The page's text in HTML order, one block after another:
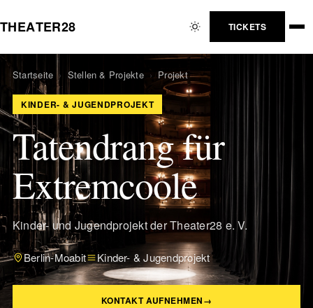
THEATER28 TICKETS
Startseite › Stellen & Projekte › Projekt
KINDER- & JUGENDPROJEKT
Tatendrang für
Extremcoole
Kinder- und Jugendprojekt der Theater28 e. V.
Berlin-Moabit Kinder- & Jugendprojekt
KONTAKT AUFNEHMEN→